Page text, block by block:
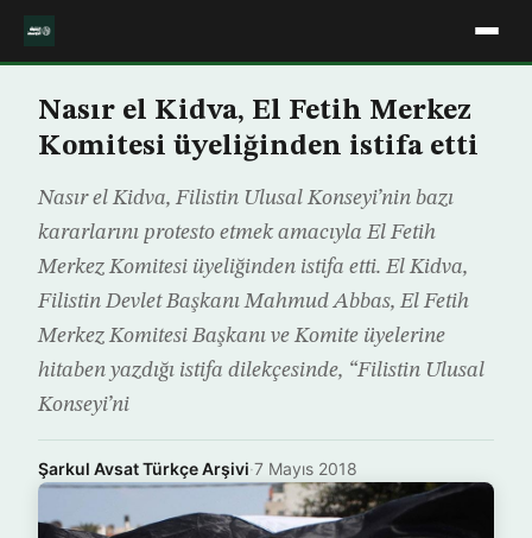
Nasır el Kidva, El Fetih Merkez
Komitesi üyeliğinden istifa etti
Nasır el Kidva, Filistin Ulusal Konseyi’nin bazı
kararlarını protesto etmek amacıyla El Fetih
Merkez Komitesi üyeliğinden istifa etti. El Kidva,
Filistin Devlet Başkanı Mahmud Abbas, El Fetih
Merkez Komitesi Başkanı ve Komite üyelerine
hitaben yazdığı istifa dilekçesinde, “Filistin Ulusal
Konseyi’ni
Şarkul Avsat Türkçe Arşivi·7 Mayıs 2018